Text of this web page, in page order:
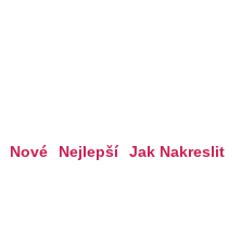
Nové Nejlepší Jak Nakreslit